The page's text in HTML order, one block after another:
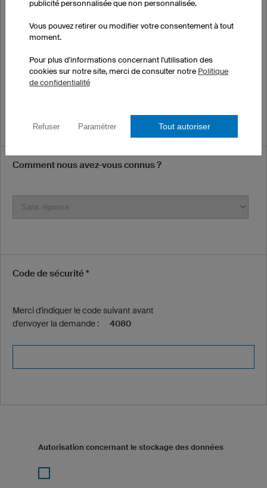
Email
parfois considérés comme des courriers indésirables.
Comment nous avez-vous connus ?
Code de sécurité *
Merci d'indiquer le code suivant avant
d'envoyer la demande :
4080
Autorisation concernant le stockage des données
publicité personnalisée que non personnalisée.
Vous pouvez retirer ou modifier votre consentement à tout
moment.
Pour plus d'informations concernant l'utilisation des
cookies sur notre site, merci de consulter notre Politique
de confidentialité
Refuser Paramétrer Tout autoriser